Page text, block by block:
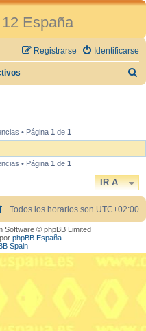
España
Identificarse
Registrarse
a
• Página 1de 1
• Página 1de 1
IR A
Todos los horarios son UTC+02:00
Software © phpBB Limited
phpBB España
Spain